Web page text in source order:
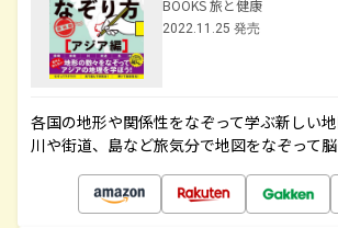
BOOKS 旅と健康
2022.11.25 発売
各国の地形や関係性をなぞって学ぶ新しい地
川や街道、島など旅気分で地図をなぞって脳